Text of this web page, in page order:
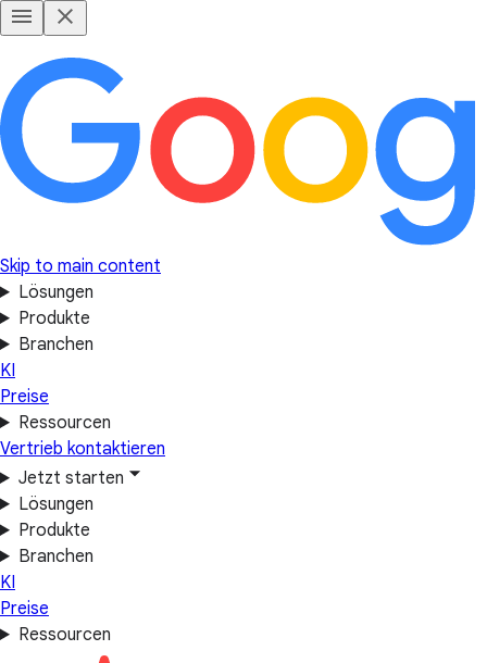
Skip to main content
Lösungen
Produkte
Branchen
KI
Preise
Ressourcen
Vertrieb kontaktieren
Jetzt starten
Lösungen
Produkte
Branchen
KI
Preise
Ressourcen